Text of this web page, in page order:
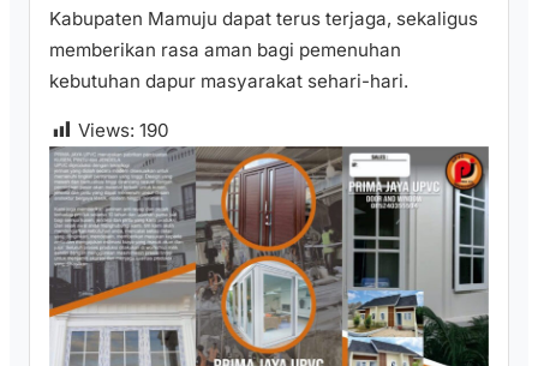
Kabupaten Mamuju dapat terus terjaga, sekaligus
memberikan rasa aman bagi pemenuhan
kebutuhan dapur masyarakat sehari-hari.
Views: 190